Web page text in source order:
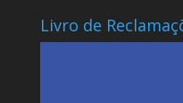
Livro de